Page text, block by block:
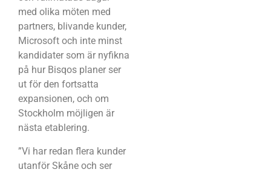
med olika möten med
partners, blivande kunder,
Microsoft och inte minst
kandidater som är nyfikna
på hur Bisqos planer ser
ut för den fortsatta
expansionen, och om
Stockholm möjligen är
nästa etablering.
”Vi har redan flera kunder
utanför Skåne och ser